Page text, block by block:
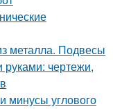
металла. Подвесы
руками: чертежи,
минусы углового